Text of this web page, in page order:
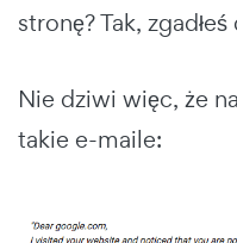
stronę? Tak,
Nie dziwi więc, że
takie e-maile: